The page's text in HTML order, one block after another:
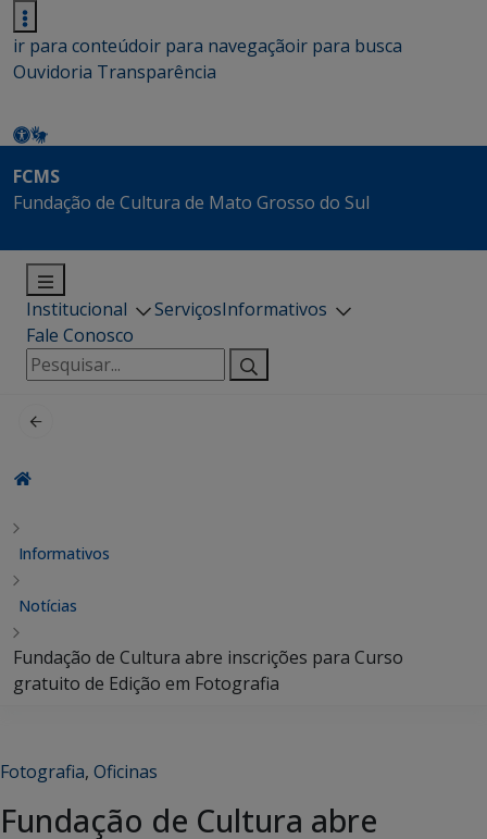
ir para conteúdoir para navegaçãoir para busca
Ouvidoria Transparência
FCMS
Fundação de Cultura de Mato Grosso do Sul
Institucional ServiçosInformativos
Fale Conosco
Pesquisar
por:
Informativos
Notícias
Fundação de Cultura abre inscrições para Curso
gratuito de Edição em Fotografia
Fotografia, Oficinas
Fundação de Cultura abre